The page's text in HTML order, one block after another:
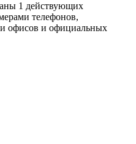
1 действующих
телефонов,
офисов и официальных